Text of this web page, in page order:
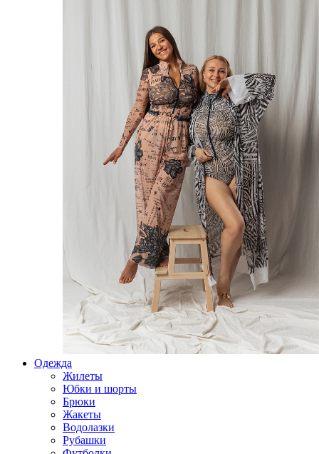
Одежда
Жилеты
Юбки и шорты
Брюки
Жакеты
Водолазки
Рубашки